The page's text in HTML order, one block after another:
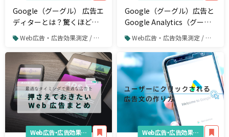
Google（グーグル） 広告エ
ディターとは？驚くほど広
告運用が楽になる使い方
Web広告・広告効果測定 / リスティング広告 / Google広告
Google（グーグル）広告と
Google Analytics（グーグ
ルアナリティクス）を連携
Web広告・広告効果測定 / リスティング広告 / Google広告
Web広告・広告効果測定 Web広告・広告効果測定